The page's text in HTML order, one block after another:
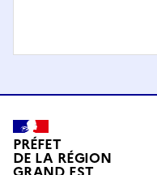
PRÉFET
DE LA RÉGION